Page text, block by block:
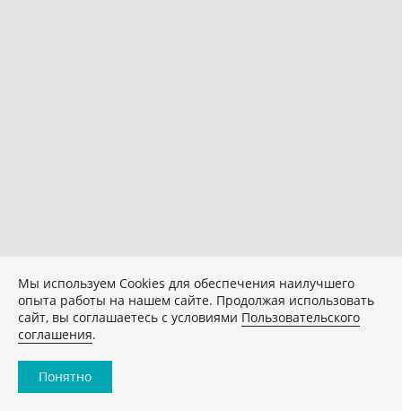
Мы используем Сookies для обеспечения наилучшего
опыта работы на нашем сайте. Продолжая использовать
сайт, вы соглашаетесь с условиями Пользовательского
соглашения.
Понятно